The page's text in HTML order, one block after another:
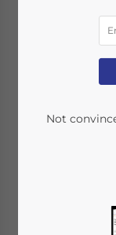
Available
10/2021 号，
的外资持股比
售、媒体到运
Not